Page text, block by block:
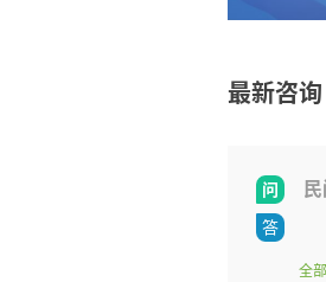
最新咨询
全